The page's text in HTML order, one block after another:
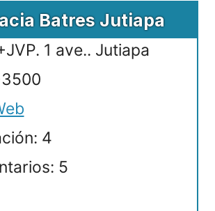
Batres Jutiapa
1 ave.. Jutiapa
4
5